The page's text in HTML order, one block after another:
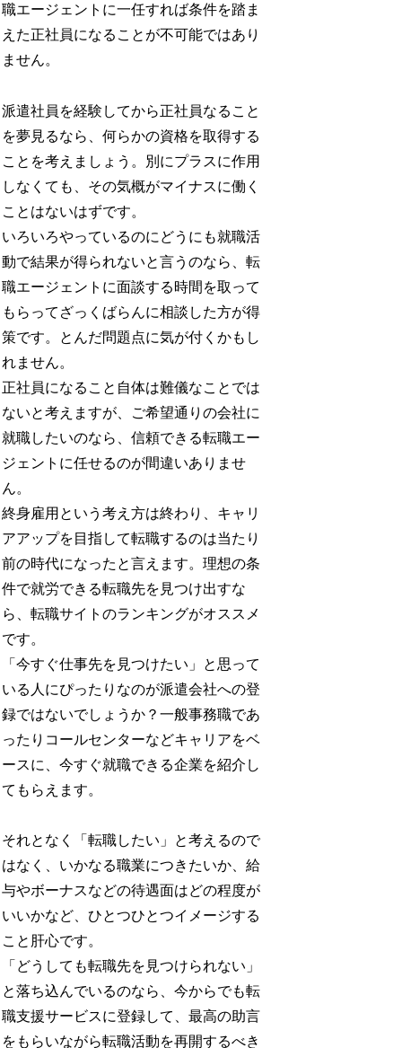
職エージェントに一任すれば条件を踏ま
えた正社員になることが不可能ではあり
ません。
派遣社員を経験してから正社員なること
を夢見るなら、何らかの資格を取得する
ことを考えましょう。別にプラスに作用
しなくても、その気概がマイナスに働く
ことはないはずです。
いろいろやっているのにどうにも就職活
動で結果が得られないと言うのなら、転
職エージェントに面談する時間を取って
もらってざっくばらんに相談した方が得
策です。とんだ問題点に気が付くかもし
れません。
正社員になること自体は難儀なことでは
ないと考えますが、ご希望通りの会社に
就職したいのなら、信頼できる転職エー
ジェントに任せるのが間違いありませ
ん。
終身雇用という考え方は終わり、キャリ
アアップを目指して転職するのは当たり
前の時代になったと言えます。理想の条
件で就労できる転職先を見つけ出すな
ら、転職サイトのランキングがオススメ
です。
「今すぐ仕事先を見つけたい」と思って
いる人にぴったりなのが派遣会社への登
録ではないでしょうか？一般事務職であ
ったりコールセンターなどキャリアをベ
ースに、今すぐ就職できる企業を紹介し
てもらえます。
それとなく「転職したい」と考えるので
はなく、いかなる職業につきたいか、給
与やボーナスなどの待遇面はどの程度が
いいかなど、ひとつひとつイメージする
こと肝心です。
「どうしても転職先を見つけられない」
と落ち込んでいるのなら、今からでも転
職支援サービスに登録して、最高の助言
をもらいながら転職活動を再開するべき